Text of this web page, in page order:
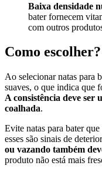
Baixa densidade
bater fornecem
com outros
Como escolher?
Ao selecionar natas para
suaves, o que indica que
A consistência deve ser
coalhada.
Evite natas para bater
esses são sinais de
ou vazando também
produto não está mais